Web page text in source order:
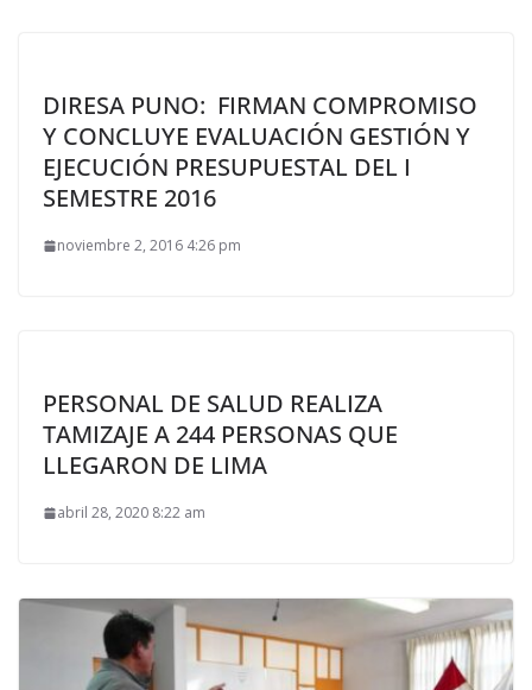
DIRESA PUNO: FIRMAN COMPROMISO
Y CONCLUYE EVALUACIÓN GESTIÓN Y
EJECUCIÓN PRESUPUESTAL DEL I
SEMESTRE 2016
noviembre 2, 2016 4:26 pm
PERSONAL DE SALUD REALIZA
TAMIZAJE A 244 PERSONAS QUE
LLEGARON DE LIMA
abril 28, 2020 8:22 am